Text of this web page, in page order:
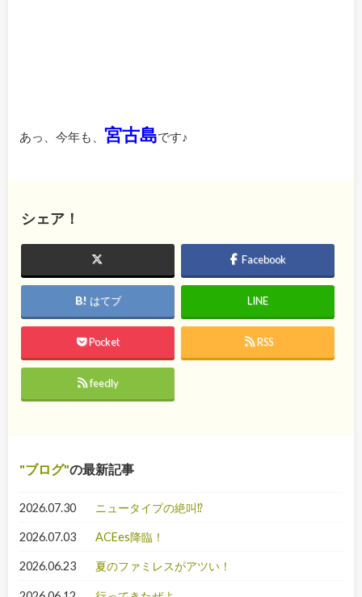
あっ、今年も、 宮古島です♪
シェア！
Facebook
はてブ LINE
Pocket RSS
feedly
ブログ の最新記事
2026.07.30 ニュータイプの絶叫⁉
2026.07.03 ACEes降臨！
2026.06.23 夏のファミレスがアツい！